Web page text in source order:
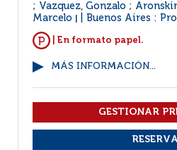
; Vazquez, Gonzalo ;
Marcelo
Buenos Aires :
| En formato papel.
MÁS INFORMACIÓN...